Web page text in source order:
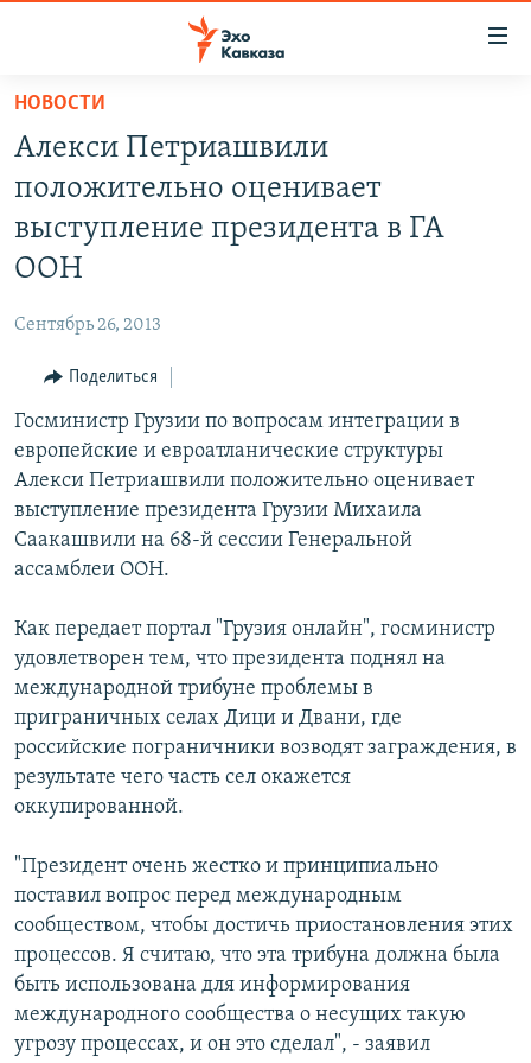
Вернуться
основному
содержанию
главной
Вернутся
поиску
ЦХИНВАЛИ
СЕВЕРНЫЙ КАВКАЗ
АРМЕНИЯ
АЗЕРБАЙДЖАН
ТЕМЫ
ПОЛИТИКА
ЭКОНОМИКА
ОБЩЕСТВО
КУЛЬТУРА
СПОРТ
РУБРИКИ
НЕКРУГЛЫЙ СТОЛ
ГОСТЬ НЕДЕЛИ
ПОЗИЦИЯ
БЛОГИ
ЧИТАЕМ ПРЕССУ
МУЛЬТИМЕДИА
ВИДЕО
ФОТО
АУДИО
ПОДКАСТЫ
АРХИВ РАДИОПРОГРАММЫ
ПРИСОЕДИНЯЙТЕСЬ!
Все сайты РСЕ/РС
НОВОСТИ
Алекси Петриашвили
положительно оценивает
выступление президента в ГА
ООН
Сентябрь 26, 2013
Поделиться
Госминистр Грузии по вопросам интеграции в
европейские и евроатланические структуры
Алекси Петриашвили положительно оценивает
выступление президента Грузии Михаила
Саакашвили на 68-й сессии Генеральной
ассамблеи ООН.
Как передает портал "Грузия онлайн", госминистр
удовлетворен тем, что президента поднял на
международной трибуне проблемы в
приграничных селах Дици и Двани, где
российские пограничники возводят заграждения, в
результате чего часть сел окажется
оккупированной.
"Президент очень жестко и принципиально
поставил вопрос перед международным
сообществом, чтобы достичь приостановления этих
процессов. Я считаю, что эта трибуна должна была
быть использована для информирования
международного сообщества о несущих такую
угрозу процессах, и он это сделал", - заявил